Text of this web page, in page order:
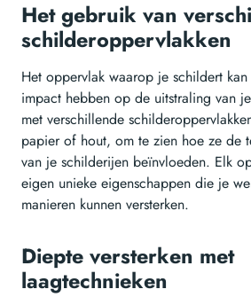
Het gebruik van
schilderoppervlakken
Het oppervlak waarop je schildert
impact hebben op de uitstraling van
met verschillende
papier of hout, om te zien hoe ze de
van je schilderijen beïnvloeden. Elk
eigen unieke eigenschappen die je
manieren kunnen versterken.
Diepte versterken met
laagtechnieken